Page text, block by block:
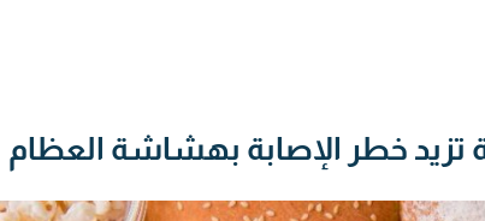
تزيد خطر الإصابة بهشاشة العظام